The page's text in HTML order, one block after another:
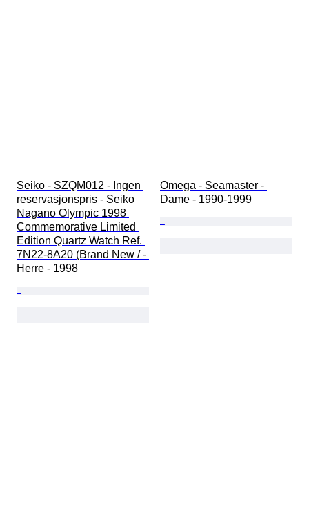
Seiko - SZQM012 - Ingen
reservasjonspris - Seiko
Nagano Olympic 1998
Commemorative Limited
Edition Quartz Watch Ref.
7N22-8A20 (Brand New / -
Herre - 1998
Omega - Seamaster -
Dame - 1990-1999